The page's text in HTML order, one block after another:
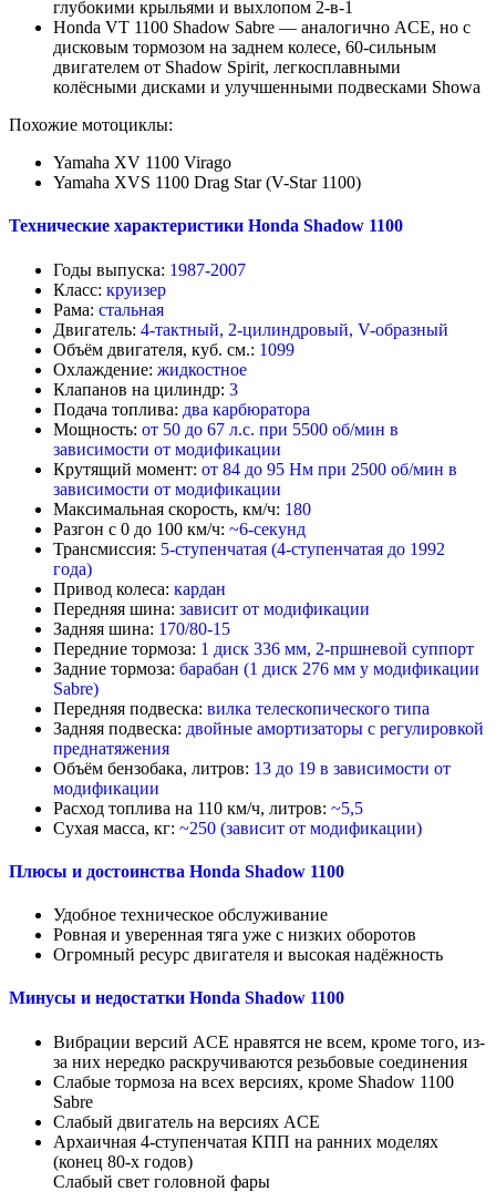
глубокими крыльями и выхлопом 2-в-1
Honda VT 1100 Shadow Sabre — аналогично ACE, но с
дисковым тормозом на заднем колесе, 60-сильным
двигателем от Shadow Spirit, легкосплавными
колёсными дисками и улучшенными подвесками Showa
Похожие мотоциклы:
Yamaha XV 1100 Virago
Yamaha XVS 1100 Drag Star (V-Star 1100)
Технические характеристики Honda Shadow 1100
Годы выпуска: 1987-2007
Класс: круизер
Рама: стальная
Двигатель: 4-тактный, 2-цилиндровый, V-образный
Объём двигателя, куб. см.: 1099
Охлаждение: жидкостное
Клапанов на цилиндр: 3
Подача топлива: два карбюратора
Мощность: от 50 до 67 л.с. при 5500 об/мин в
зависимости от модификации
Крутящий момент: от 84 до 95 Нм при 2500 об/мин в
зависимости от модификации
Максимальная скорость, км/ч: 180
Разгон с 0 до 100 км/ч: ~6-секунд
Трансмиссия: 5-ступенчатая (4-ступенчатая до 1992
года)
Привод колеса: кардан
Передняя шина: зависит от модификации
Задняя шина: 170/80-15
Передние тормоза: 1 диск 336 мм, 2-пршневой суппорт
Задние тормоза: барабан (1 диск 276 мм у модификации
Sabre)
Передняя подвеска: вилка телескопического типа
Задняя подвеска: двойные амортизаторы с регулировкой
преднатяжения
Объём бензобака, литров: 13 до 19 в зависимости от
модификации
Расход топлива на 110 км/ч, литров: ~5,5
Сухая масса, кг: ~250 (зависит от модификации)
Плюсы и достоинства Honda Shadow 1100
Удобное техническое обслуживание
Ровная и уверенная тяга уже с низких оборотов
Огромный ресурс двигателя и высокая надёжность
Минусы и недостатки Honda Shadow 1100
Вибрации версий ACE нравятся не всем, кроме того, из-
за них нередко раскручиваются резьбовые соединения
Слабые тормоза на всех версиях, кроме Shadow 1100
Sabre
Слабый двигатель на версиях ACE
Архаичная 4-ступенчатая КПП на ранних моделях
(конец 80-х годов)
Слабый свет головной фары